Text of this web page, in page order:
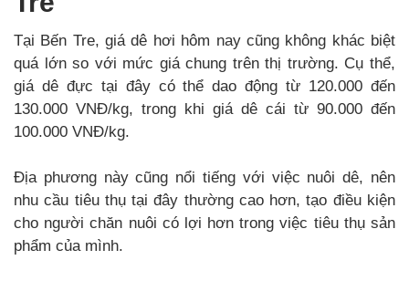
Tại Bến Tre, giá dê hơi hôm nay cũng không khác biệt
quá lớn so với mức giá chung trên thị trường. Cụ thể,
giá dê đực tại đây có thể dao động từ 120.000 đến
130.000 VNĐ/kg, trong khi giá dê cái từ 90.000 đến
100.000 VNĐ/kg.
Địa phương này cũng nổi tiếng với việc nuôi dê, nên
nhu cầu tiêu thụ tại đây thường cao hơn, tạo điều kiện
cho người chăn nuôi có lợi hơn trong việc tiêu thụ sản
phẩm của mình.